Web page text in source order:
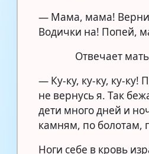
— Мама, мама!
Водички на! Попей,
Отвечает
— Ку-ку, ку-ку, ку-ку!
не вернусь я. Так
дети много дней и
камням, по болотам,
Ноги себе в кровь